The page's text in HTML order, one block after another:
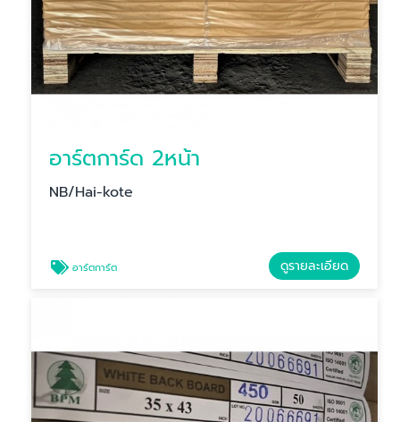
อาร์ตการ์ด 2หน้า
NB/Hai-kote
อาร์ตการ์ต ดูรายละเอียด